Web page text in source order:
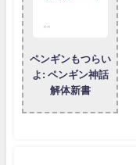
ペンギンもつらい
よ: ペンギン神話
解体新書